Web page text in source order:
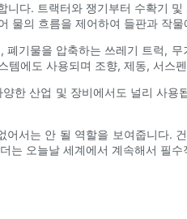
다. 트랙터와 쟁기부터 수확기
물의 흐름을 제어하여 들판과 작
기물을 압축하는 쓰레기 트럭,
에도 사용되며 조향, 제동, 서스
한 산업 및 장비에서도 널리 사
서는 안 될 역할을 보여줍니다.
오늘날 세계에서 계속해서 필